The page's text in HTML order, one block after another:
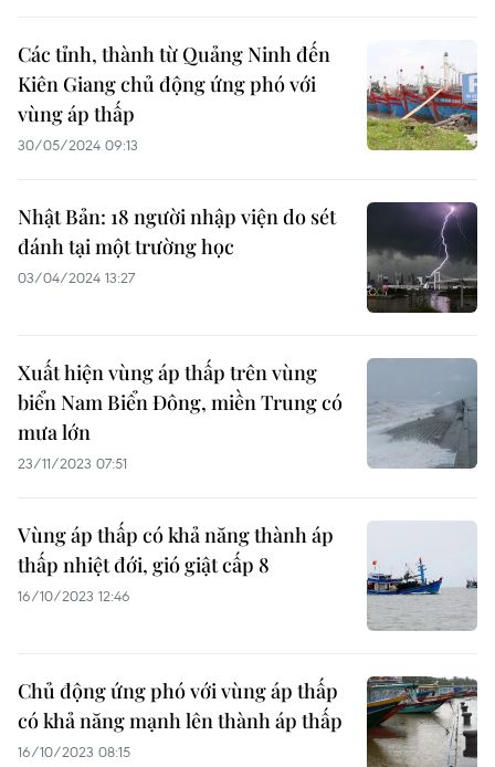
Các tỉnh, thành từ Quảng Ninh đến
Kiên Giang chủ động ứng phó với
vùng áp thấp
30/05/2024 09:13
Nhật Bản: 18 người nhập viện do sét
đánh tại một trường học
03/04/2024 13:27
Xuất hiện vùng áp thấp trên vùng
biển Nam Biển Đông, miền Trung có
mưa lớn
23/11/2023 07:51
Vùng áp thấp có khả năng thành áp
thấp nhiệt đới, gió giật cấp 8
16/10/2023 12:46
Chủ động ứng phó với vùng áp thấp
có khả năng mạnh lên thành áp thấp
16/10/2023 08:15